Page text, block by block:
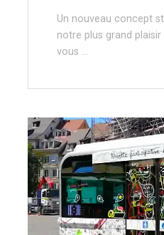
Un nouveau concept
notre plus grand plaisir
vous …